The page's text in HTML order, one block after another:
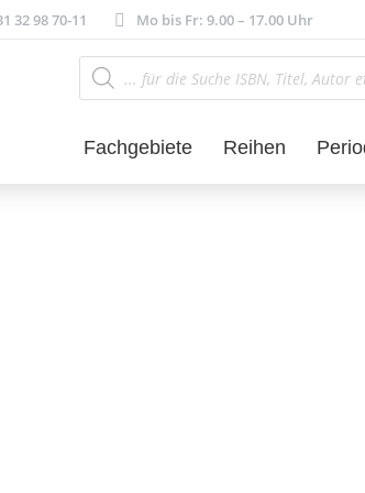
32 98 70-11 Mo bis Fr: 9.00 – 17.00 Uhr
Products
search
Fachgebiete Reihen